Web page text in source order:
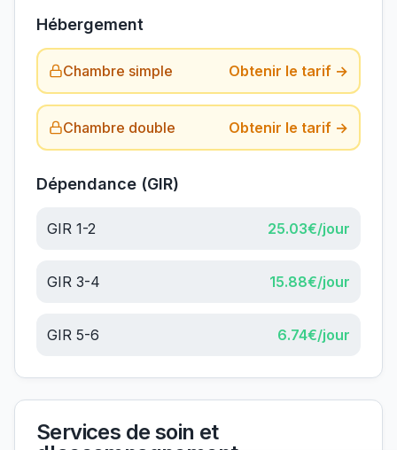
Hébergement
Chambre simple Obtenir le tarif →
Chambre double Obtenir le tarif →
Dépendance (GIR)
GIR 1-2 25.03€/jour
GIR 3-4 15.88€/jour
GIR 5-6 6.74€/jour
Services de soin et